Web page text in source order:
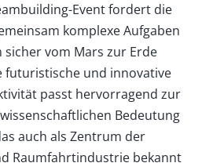
Event fordert die
komplexe Aufgaben
sicher vom Mars zur Erde
futuristische und innovative
passt hervorragend zur
Bedeutung
auch als Zentrum der
Raumfahrtindustrie bekannt